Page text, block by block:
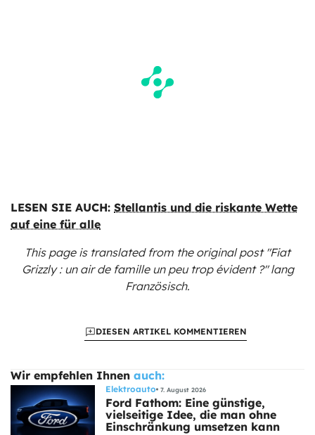
LESEN SIE AUCH: Stellantis und die riskante Wette
auf eine für alle
This page is translated from the originalpost "Fiat
Grizzly : un air de famille un peu trop évident ?"lang
Französisch.
DIESEN ARTIKEL KOMMENTIEREN
Wir empfehlen Ihnen auch:
Elektroauto 7. August 2026
Ford Fathom: Eine günstige,
vielseitige Idee, die man ohne
Einschränkung umsetzen kann